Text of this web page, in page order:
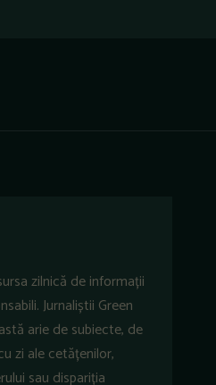
zilnică de informații
Jurnaliștii Green
arie de subiecte, de
zi ale cetățenilor,
sau dispariția